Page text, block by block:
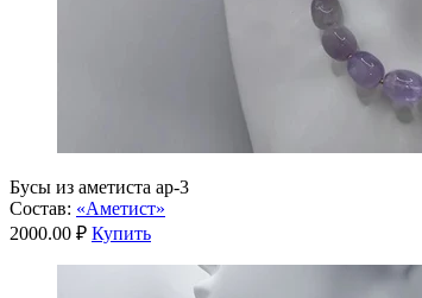
Бусы из аметиста ар-3
Состав: «Аметист»
2000.00 ₽ Купить